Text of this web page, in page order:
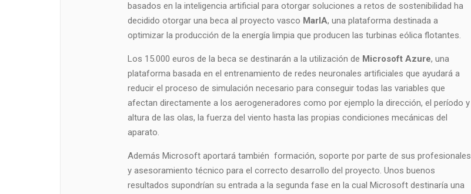
basados en la inteligencia artificial para otorgar soluciones a retos de sostenibilidad ha
decidido otorgar una beca al proyecto vasco MarIA, una plataforma destinada a
optimizar la producción de la energía limpia que producen las turbinas eólica flotantes.
Los 15.000 euros de la beca se destinarán a la utilización de Microsoft Azure, una
plataforma basada en el entrenamiento de redes neuronales artificiales que ayudará a
reducir el proceso de simulación necesario para conseguir todas las variables que
afectan directamente a los aerogeneradores como por ejemplo la dirección, el período y
altura de las olas, la fuerza del viento hasta las propias condiciones mecánicas del
aparato.
Además Microsoft aportará también formación, soporte por parte de sus profesionales
y asesoramiento técnico para el correcto desarrollo del proyecto. Unos buenos
resultados supondrían su entrada a la segunda fase en la cual Microsoft destinaría una